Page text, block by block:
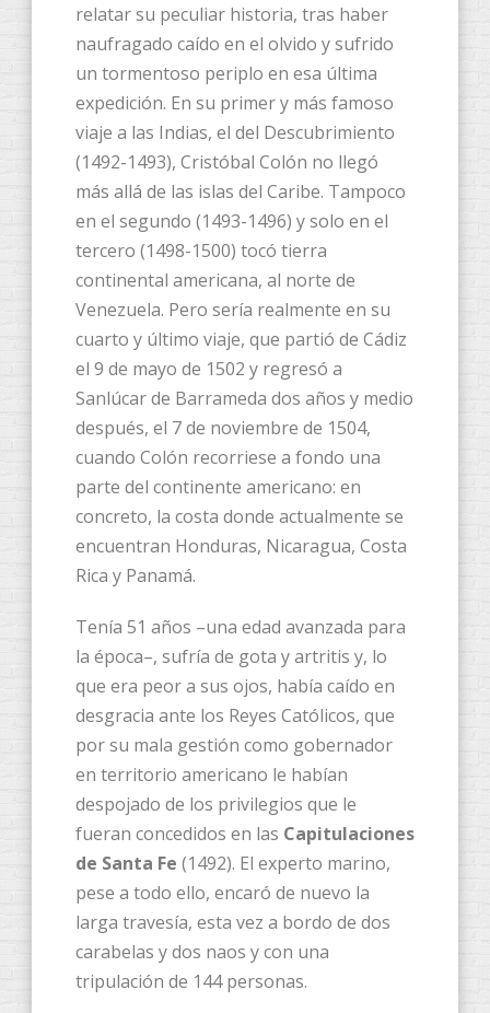
relatar su peculiar historia, tras haber
naufragado caído en el olvido y sufrido
un tormentoso periplo en esa última
expedición. En su primer y más famoso
viaje a las Indias, el del Descubrimiento
(1492-1493), Cristóbal Colón no llegó
más allá de las islas del Caribe. Tampoco
en el segundo (1493-1496) y solo en el
tercero (1498-1500) tocó tierra
continental americana, al norte de
Venezuela. Pero sería realmente en su
cuarto y último viaje, que partió de Cádiz
el 9 de mayo de 1502 y regresó a
Sanlúcar de Barrameda dos años y medio
después, el 7 de noviembre de 1504,
cuando Colón recorriese a fondo una
parte del continente americano: en
concreto, la costa donde actualmente se
encuentran Honduras, Nicaragua, Costa
Rica y Panamá.
Tenía 51 años –una edad avanzada para
la época–, sufría de gota y artritis y, lo
que era peor a sus ojos, había caído en
desgracia ante los Reyes Católicos, que
por su mala gestión como gobernador
en territorio americano le habían
despojado de los privilegios que le
fueran concedidos en las Capitulaciones
de Santa Fe (1492). El experto marino,
pese a todo ello, encaró de nuevo la
larga travesía, esta vez a bordo de dos
carabelas y dos naos y con una
tripulación de 144 personas.